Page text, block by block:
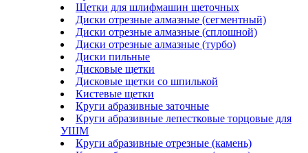
Щетки для шлифмашин щеточных
Диски отрезные алмазные (сегментный)
Диски отрезные алмазные (сплошной)
Диски отрезные алмазные (турбо)
Диски пильные
Дисковые щетки
Дисковые щетки со шпилькой
Кистевые щетки
Круги абразивные заточные
Круги абразивные лепестковые торцовые для
УШМ
Круги абразивные отрезные (камень)